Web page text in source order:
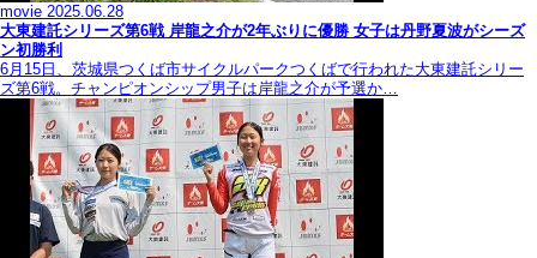
movie 2025.06.28
大東建託シリーズ第6戦 岸龍之介が2年ぶりに優勝 女子は丹野夏波がシーズ
ン初勝利
6月15日、茨城県つくば市サイクルパークつくばで行われた大東建託シリー
ズ第6戦。チャンピオンシップ男子は岸龍之介が予選か…